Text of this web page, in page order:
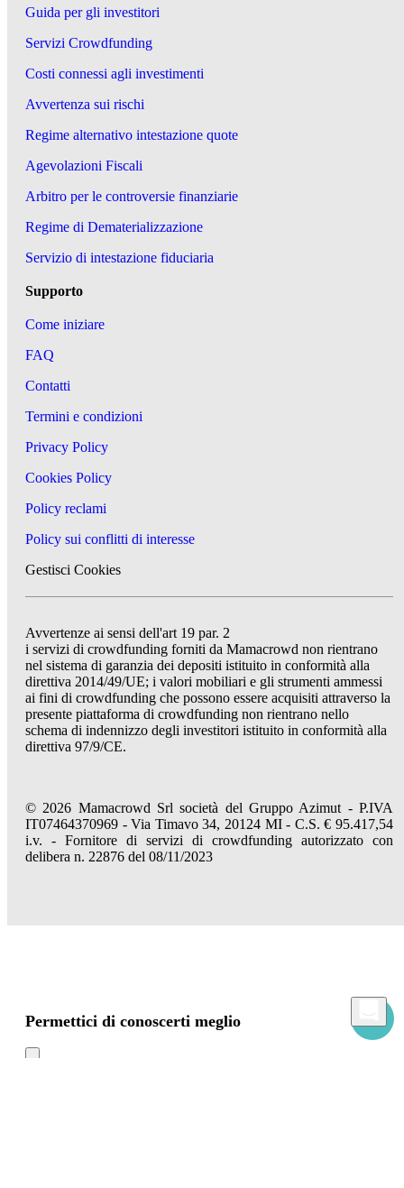
Guida per gli investitori
Servizi Crowdfunding
Costi connessi agli investimenti
Avvertenza sui rischi
Regime alternativo intestazione quote
Agevolazioni Fiscali
Arbitro per le controversie finanziarie
Regime di Dematerializzazione
Servizio di intestazione fiduciaria
Supporto
Come iniziare
FAQ
Contatti
Termini e condizioni
Privacy Policy
Cookies Policy
Policy reclami
Policy sui conflitti di interesse
Gestisci Cookies
Avvertenze ai sensi dell'art 19 par. 2
i servizi di crowdfunding forniti da Mamacrowd non rientrano
nel sistema di garanzia dei depositi istituito in conformità alla
direttiva 2014/49/UE; i valori mobiliari e gli strumenti ammessi
ai fini di crowdfunding che possono essere acquisiti attraverso la
presente piattaforma di crowdfunding non rientrano nello
schema di indennizzo degli investitori istituito in conformità alla
direttiva 97/9/CE.
© 2026 Mamacrowd Srl società del Gruppo Azimut - P.IVA
IT07464370969 - Via Timavo 34, 20124 MI - C.S. € 95.417,54
i.v. - Fornitore di servizi di crowdfunding autorizzato con
delibera n. 22876 del 08/11/2023
Permettici di conoscerti meglio